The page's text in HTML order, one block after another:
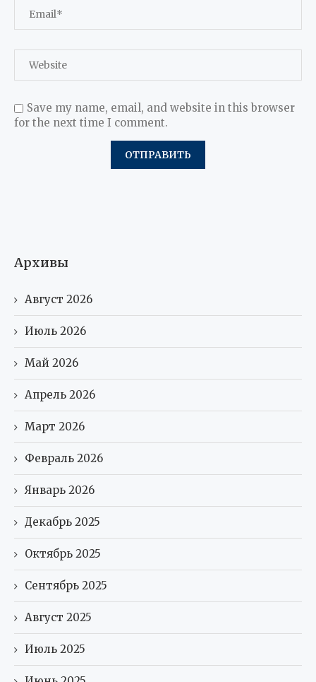
Save my name, email, and website in this browser
for the next time I comment.
Архивы
Август 2026
Июль 2026
Май 2026
Апрель 2026
Март 2026
Февраль 2026
Январь 2026
Декабрь 2025
Октябрь 2025
Сентябрь 2025
Август 2025
Июль 2025